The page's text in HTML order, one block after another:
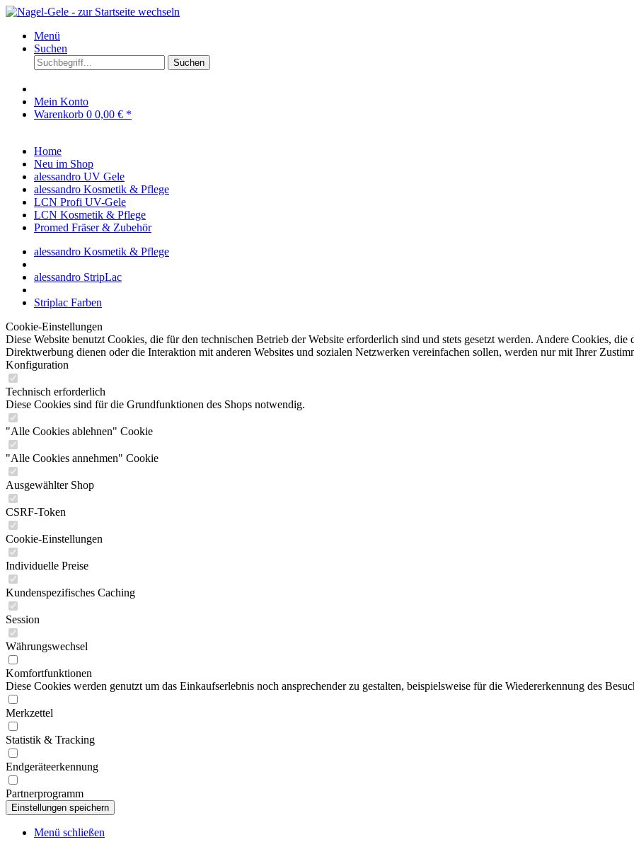
Menü
Suchen
Suchen
Mein Konto
Warenkorb 0 0,00 € *
Home
Neu im Shop
alessandro UV Gele
alessandro Kosmetik & Pflege
LCN Profi UV-Gele
LCN Kosmetik & Pflege
Promed Fräser & Zubehör
alessandro Kosmetik & Pflege
alessandro StripLac
Striplac Farben
Cookie-Einstellungen
Diese Website benutzt Cookies, die für den technischen Betrieb der Website erforderlich sind und stets gesetzt werden. Andere Cookies,
Direktwerbung dienen oder die Interaktion mit anderen Websites und sozialen Netzwerken vereinfachen sollen, werden nur mit Ihrer
Konfiguration
Technisch erforderlich
Diese Cookies sind für die Grundfunktionen des Shops notwendig.
"Alle Cookies ablehnen" Cookie
"Alle Cookies annehmen" Cookie
Ausgewählter Shop
CSRF-Token
Cookie-Einstellungen
Individuelle Preise
Kundenspezifisches Caching
Session
Währungswechsel
Komfortfunktionen
Diese Cookies werden genutzt um das Einkaufserlebnis noch ansprechender zu gestalten, beispielsweise für die Wiedererkennung des
Merkzettel
Statistik & Tracking
Endgeräteerkennung
Partnerprogramm
Menü schließen